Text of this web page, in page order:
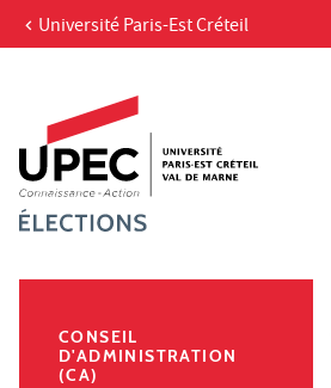
Aller au contenu
Recherche
Navigation secondaire
Université Paris-Est Créteil
CONSEIL
D'ADMINISTRATION
(CA)